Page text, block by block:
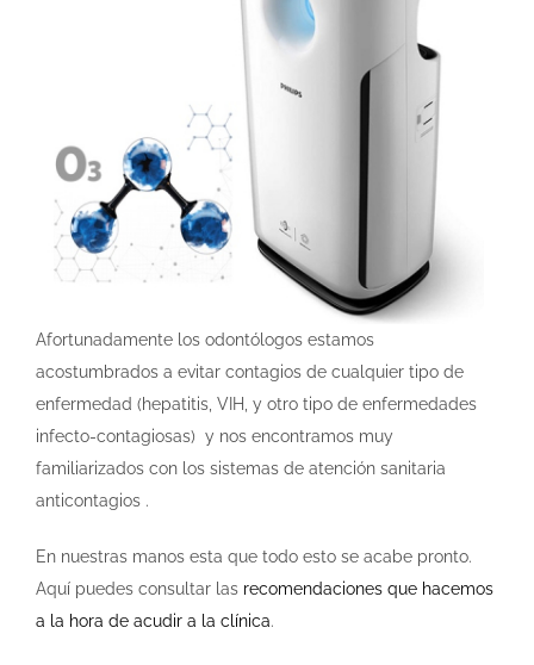
Afortunadamente los odontólogos estamos
acostumbrados a evitar contagios de cualquier tipo de
enfermedad (hepatitis, VIH, y otro tipo de enfermedades
infecto-contagiosas) y nos encontramos muy
familiarizados con los sistemas de atención sanitaria
anticontagios .
En nuestras manos esta que todo esto se acabe pronto.
Aquí puedes consultar las recomendaciones que hacemos
a la hora de acudir a la clínica.